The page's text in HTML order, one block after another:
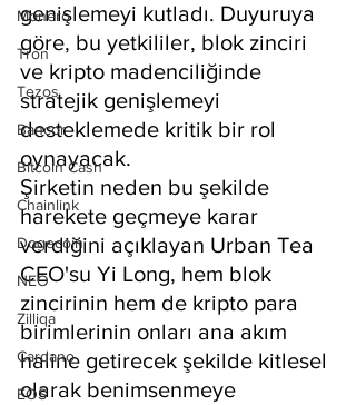
Monero
Tron
Tezos
Bancor
Bitcoin Cash
Chainlink
Dogecoin
NEO
Zilliqa
Cardano
EOS
genişlemeyi kutladı. Duyuruya
göre, bu yetkililer, blok zinciri
ve kripto madenciliğinde
stratejik genişlemeyi
desteklemede kritik bir rol
oynayacak.
Şirketin neden bu şekilde
harekete geçmeye karar
verdiğini açıklayan Urban Tea
CEO'su Yi Long, hem blok
zincirinin hem de kripto para
birimlerinin onları ana akım
haline getirecek şekilde kitlesel
olarak benimsenmeye